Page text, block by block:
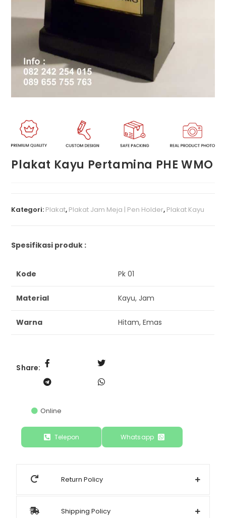
Plakat Kayu Pertamina PHE WMO
Kategori: Plakat, Plakat Jam Meja | Pen Holder, Plakat Kayu
Spesifikasi produk :
Kode Pk 01
Material Kayu, Jam
Warna Hitam, Emas
Share:
Online
Telepon Whatsapp
Return Policy
Shipping Policy